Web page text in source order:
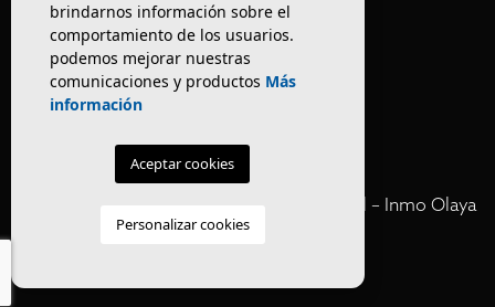
Venta de edificios
Comprar restaurante en Barcelona
Negocios en rentabilidad en Barcelona
Vender Hotel en España | Venta Confidencial – Inmo Olaya
brindarnos información sobre el
comportamiento de los usuarios.
podemos mejorar nuestras
comunicaciones y productos Más
información
Aceptar cookies
Personalizar cookies